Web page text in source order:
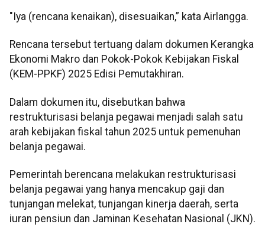
"Iya (rencana kenaikan), disesuaikan,” kata Airlangga.
Rencana tersebut tertuang dalam dokumen Kerangka
Ekonomi Makro dan Pokok-Pokok Kebijakan Fiskal
(KEM-PPKF) 2025 Edisi Pemutakhiran.
Dalam dokumen itu, disebutkan bahwa
restrukturisasi belanja pegawai menjadi salah satu
arah kebijakan fiskal tahun 2025 untuk pemenuhan
belanja pegawai.
Pemerintah berencana melakukan restrukturisasi
belanja pegawai yang hanya mencakup gaji dan
tunjangan melekat, tunjangan kinerja daerah, serta
iuran pensiun dan Jaminan Kesehatan Nasional (JKN).